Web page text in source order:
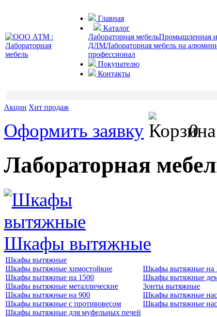
Главная
Каталог
Лабораторная мебельПромышленная и
ДЛМЛабораторная мебель на
профессионал
Покупателю
Контакты
Акции Хит продаж
Оформить заявку 0
Лабораторная
Шкафы вытяжные
Шкафы вытяжные
Шкафы вытяжные химостойкие
Шкафы вытяжные на 1500
Шкафы вытяжные металлические
Шкафы вытяжные на 900
Шкафы вытяжные с противовесом
Шкафы вытяжные для муфельных печей
Шкафы вытяжные на
Шкафы вытяжные
Зонты вытяжные
Шкафы вытяжные
Шкафы вытяжные